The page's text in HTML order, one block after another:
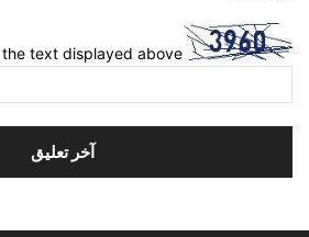
text displayed above: